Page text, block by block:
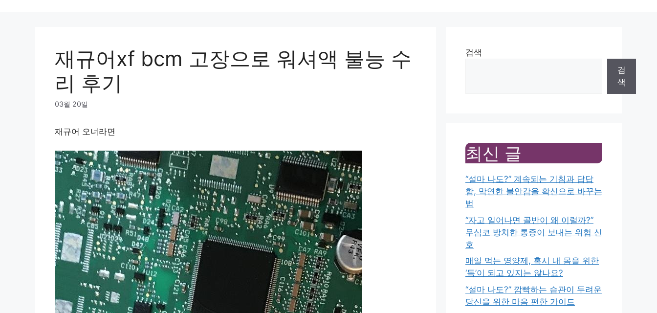
재규어xf bcm 고장으로 워셔액 불능 수
리 후기
03월 20일
재규어 오너라면
검색
검
색
최신 글
“설마 나도?” 계속되는 기침과 답답
함, 막연한 불안감을 확신으로 바꾸는
법
“자고 일어나면 골반이 왜 이럴까?”
무심코 방치한 통증이 보내는 위험 신
호
매일 먹는 영양제, 혹시 내 몸을 위한
‘독’이 되고 있지는 않나요?
“설마 나도?” 깜빡하는 습관이 두려운
당신을 위한 마음 편한 가이드